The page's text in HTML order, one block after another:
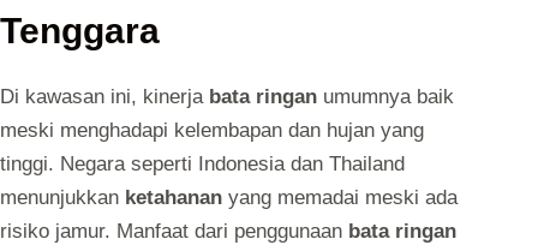
Tenggara
Di kawasan ini, kinerja bata ringan umumnya baik
meski menghadapi kelembapan dan hujan yang
tinggi. Negara seperti Indonesia dan Thailand
menunjukkan ketahanan yang memadai meski ada
risiko jamur. Manfaat dari penggunaan bata ringan